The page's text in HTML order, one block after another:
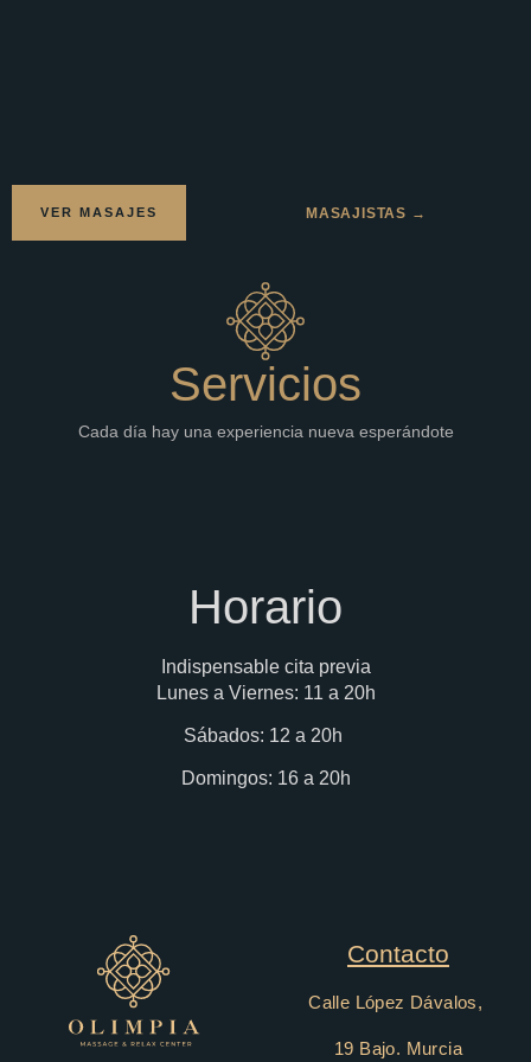
VER MASAJES MASAJISTAS →
Servicios
Cada día hay una experiencia nueva esperándote
Horario
Indispensable cita previa
Lunes a Viernes: 11 a 20h
Sábados: 12 a 20h
Domingos: 16 a 20h
Contacto
Calle López Dávalos,
19 Bajo. Murcia